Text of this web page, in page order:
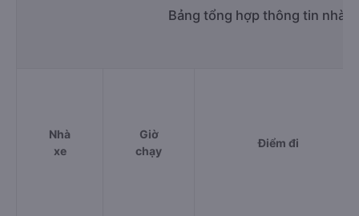
Bảng tổng hợp thông tin nhà
Nhà
xe
Giờ
chạy
Điểm đi